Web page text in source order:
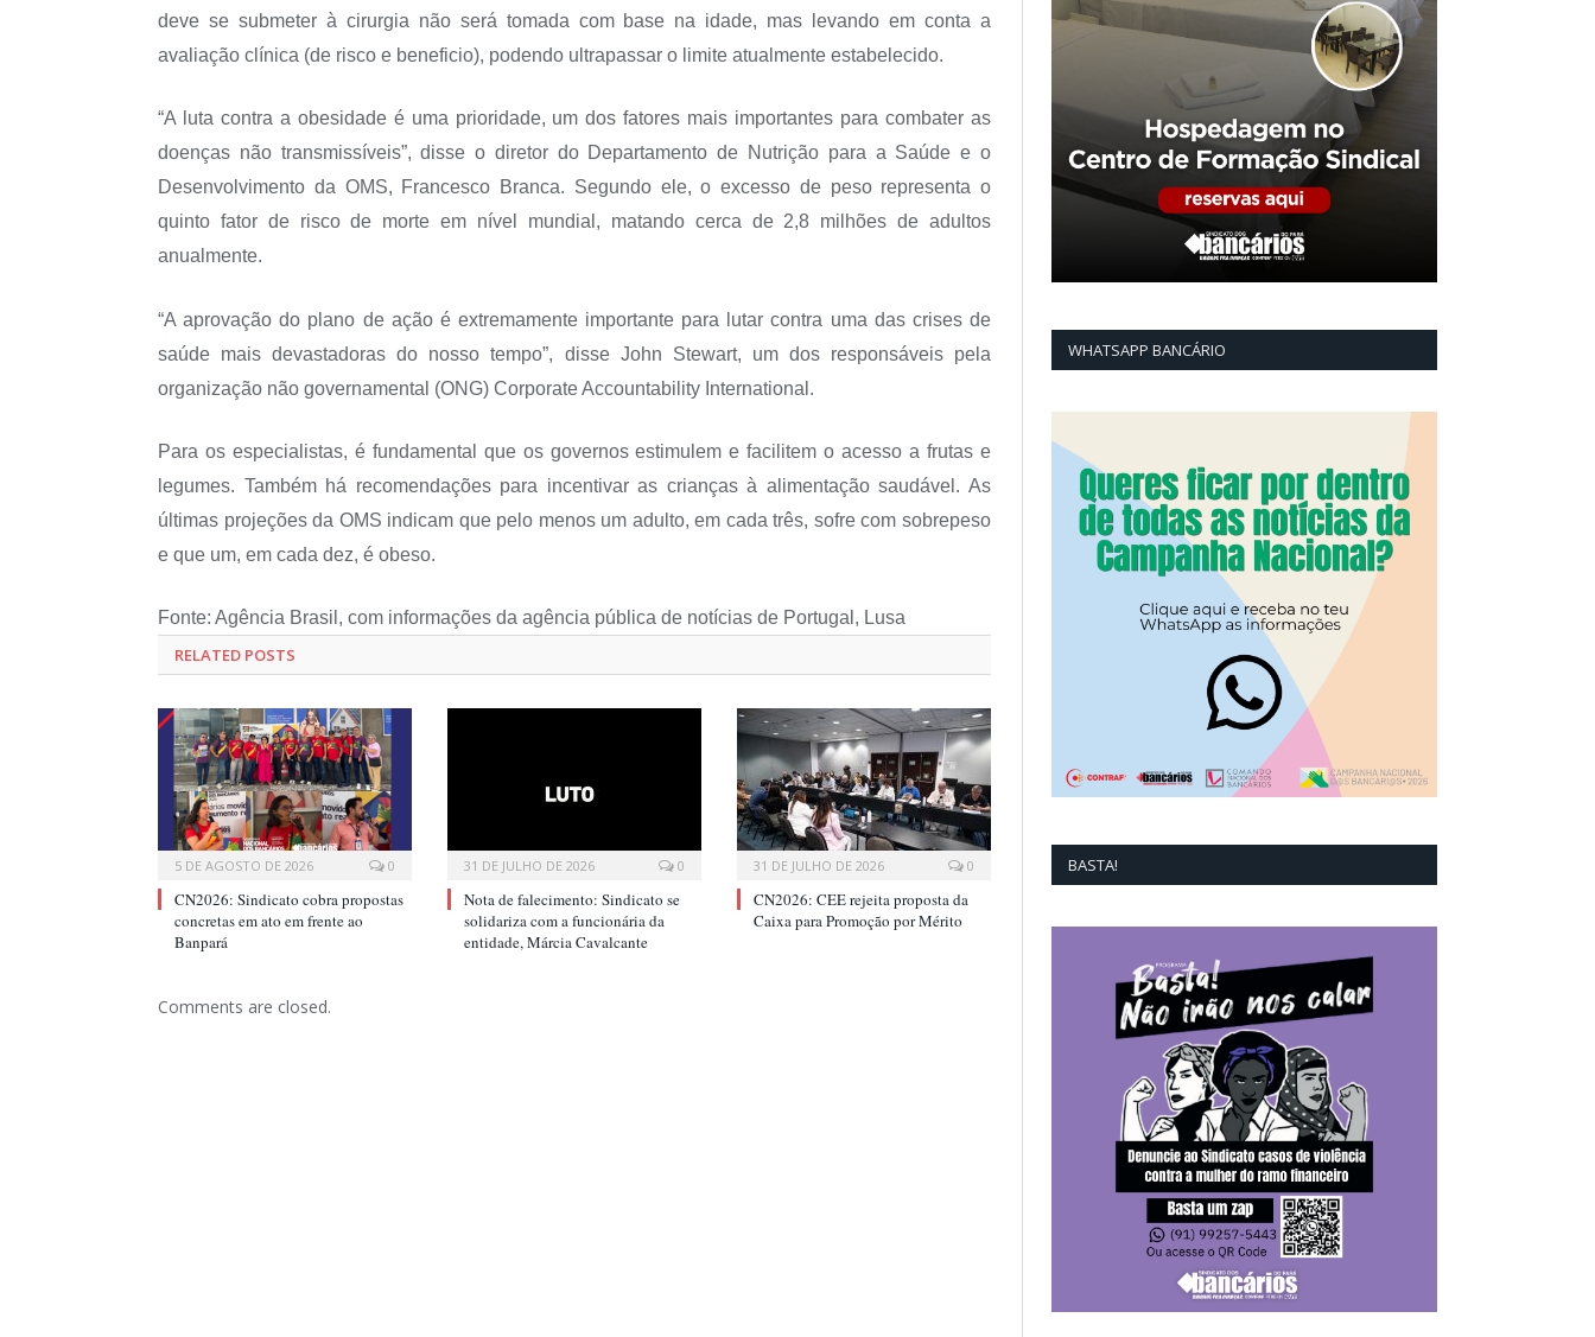
deve se submeter à cirurgia não será tomada com base na idade, mas levando em conta a
avaliação clínica (de risco e beneficio), podendo ultrapassar o limite atualmente estabelecido.
“A luta contra a obesidade é uma prioridade, um dos fatores mais importantes para combater as
doenças não transmissíveis”, disse o diretor do Departamento de Nutrição para a Saúde e o
Desenvolvimento da OMS, Francesco Branca. Segundo ele, o excesso de peso representa o
quinto fator de risco de morte em nível mundial, matando cerca de 2,8 milhões de adultos
anualmente.
“A aprovação do plano de ação é extremamente importante para lutar contra uma das crises de
saúde mais devastadoras do nosso tempo”, disse John Stewart, um dos responsáveis pela
organização não governamental (ONG) Corporate Accountability International.
Para os especialistas, é fundamental que os governos estimulem e facilitem o acesso a frutas e
legumes. Também há recomendações para incentivar as crianças à alimentação saudável. As
últimas projeções da OMS indicam que pelo menos um adulto, em cada três, sofre com sobrepeso
e que um, em cada dez, é obeso.
Fonte: Agência Brasil, com informações da agência pública de notícias de Portugal, Lusa
RELATED POSTS
5 DE AGOSTO DE 2026 0
CN2026: Sindicato cobra propostas
concretas em ato em frente ao
Banpará
31 DE JULHO DE 2026 0
Nota de falecimento: Sindicato se
solidariza com a funcionária da
entidade, Márcia Cavalcante
31 DE JULHO DE 2026 0
CN2026: CEE rejeita proposta da
Caixa para Promoção por Mérito
Comments are closed.
WHATSAPP BANCÁRIO
BASTA!